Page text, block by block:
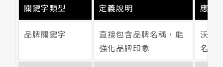
關鍵字類型 定義說明 應用
品牌關鍵字
直接包含品牌名稱，能
強化品牌印象
沃德
名\]+